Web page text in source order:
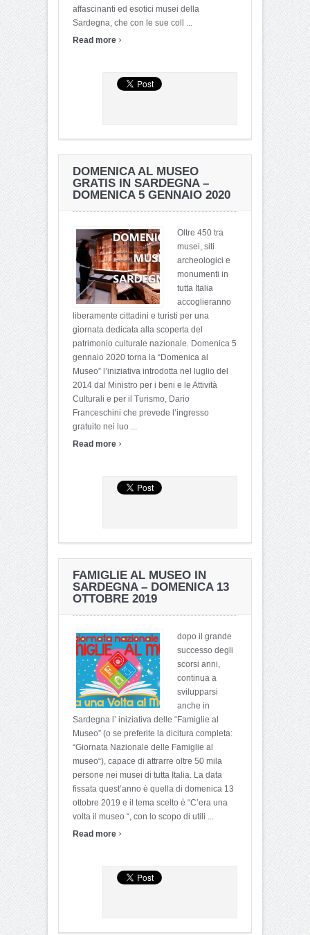
affascinanti ed esotici musei della
Sardegna, che con le sue coll ...
Read more ›
DOMENICA AL MUSEO
GRATIS IN SARDEGNA –
DOMENICA 5 GENNAIO 2020
Oltre 450 tra
musei, siti
archeologici e
monumenti in
tutta Italia
accoglieranno
liberamente cittadini e turisti per una
giornata dedicata alla scoperta del
patrimonio culturale nazionale. Domenica 5
gennaio 2020 torna la “Domenica al
Museo” l’iniziativa introdotta nel luglio del
2014 dal Ministro per i beni e le Attività
Culturali e per il Turismo, Dario
Franceschini che prevede l’ingresso
gratuito nei luo ...
Read more ›
FAMIGLIE AL MUSEO IN
SARDEGNA – DOMENICA 13
OTTOBRE 2019
dopo il grande
successo degli
scorsi anni,
continua a
svilupparsi
anche in
Sardegna l’ iniziativa delle “Famiglie al
Museo” (o se preferite la dicitura completa:
“Giornata Nazionale delle Famiglie al
museo“), capace di attrarre oltre 50 mila
persone nei musei di tutta Italia. La data
fissata quest’anno è quella di domenica 13
ottobre 2019 e il tema scelto è “C’era una
volta il museo “, con lo scopo di utili ...
Read more ›